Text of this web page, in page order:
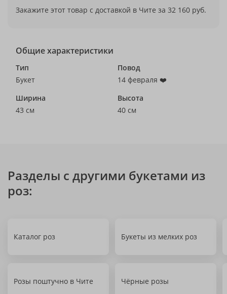
Закажите этот товар с доставкой в Чите за 32 160 руб.
Общие характеристики
Тип
Букет
Повод
14 февраля ❤️
Ширина
43 см
Высота
40 см
Разделы с другими букетами из
роз:
Каталог роз Букеты из мелких роз
Розы поштучно в Чите Чёрные розы